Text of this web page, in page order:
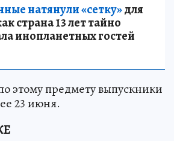
натянули «сетку»для
страна 13 лет тайно
инопланетных гостей
этому предмету выпускники
23 июня.